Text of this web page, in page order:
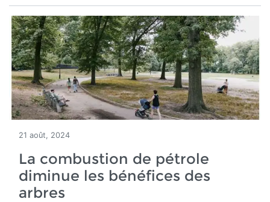
21 août, 2024
La combustion de pétrole
diminue les bénéfices des
arbres